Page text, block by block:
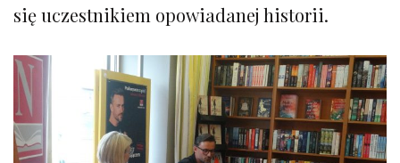
się uczestnikiem opowiadanej historii.